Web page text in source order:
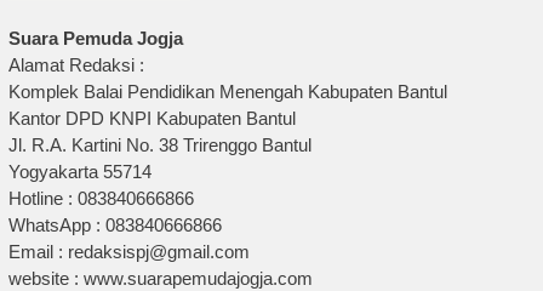
Suara Pemuda Jogja
Alamat Redaksi :
Komplek Balai Pendidikan Menengah Kabupaten Bantul
Kantor DPD KNPI Kabupaten Bantul
Jl. R.A. Kartini No. 38 Trirenggo Bantul
Yogyakarta 55714
Hotline : 083840666866
WhatsApp : 083840666866
Email : redaksispj@gmail.com
website : www.suarapemudajogja.com